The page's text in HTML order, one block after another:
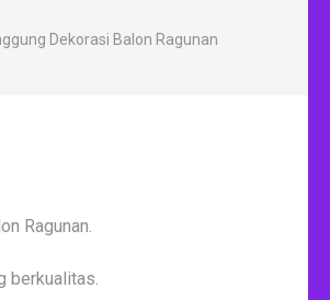
Dekorasi Balon Ragunan
Ragunan.
berkualitas.